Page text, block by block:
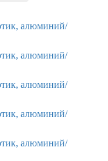
алюминий/
алюминий/
алюминий/
алюминий/
алюминий/